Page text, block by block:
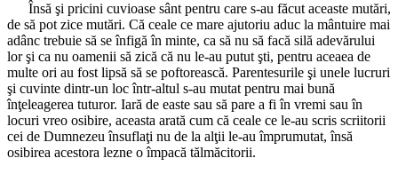
Însă şi pricini cuvioase sânt pentru care s-au făcut aceaste mutări,
de să pot zice mutări. Că ceale ce mare ajutoriu aduc la mântuire mai
adânc trebuie să se înfigă în minte, ca să nu să facă silă adevărului
lor şi ca nu oamenii să zică că nu le-au putut şti, pentru aceaea de
multe ori au fost lipsă să se poftorească. Parentesurile şi unele lucruri
şi cuvinte dintr-un loc într-altul s-au mutat pentru mai bună
înţeleagerea tuturor. Iară de easte sau să pare a fi în vremi sau în
locuri vreo osibire, aceasta arată cum că ceale ce le-au scris scriitorii
cei de Dumnezeu însuflaţi nu de la alţii le-au împrumutat, însă
osibirea acestora lezne o împacă tălmăcitorii.